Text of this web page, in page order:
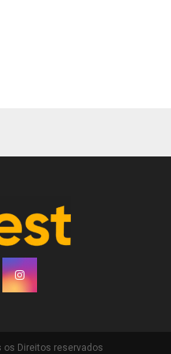
os Direitos reservados